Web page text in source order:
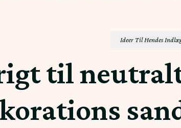
Ideer Til Hendes
til